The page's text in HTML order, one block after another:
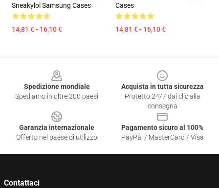
Sneakylol Samsung Cases
14,81 € - 16,10 €
Cases
14,81 € - 16,10 €
Spedizione mondiale
Spediamo in oltre 200 paesi
Acquista in tutta sicurezza
Protetto 24/7 dai clic alla
consegna
Garanzia internazionale
Offerto nel paese di utilizzo
Pagamento sicuro al 100%
PayPal / MasterCard / Visa
Contattaci